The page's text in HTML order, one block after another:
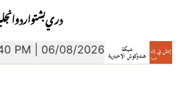
اردوبشتودري
PM | 06/08/2026